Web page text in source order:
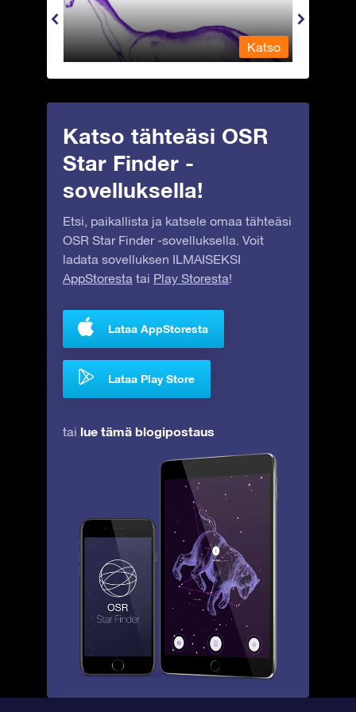
Katso
Katso tähteäsi OSR
Star Finder -
sovelluksella!
Etsi, paikallista ja katsele omaa tähteäsi
OSR Star Finder -sovelluksella. Voit
ladata sovelluksen ILMAISEKSI
AppStoresta tai Play Storesta!
Lataa AppStoresta
Lataa Play Store
tai lue tämä blogipostaus